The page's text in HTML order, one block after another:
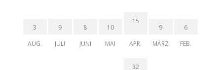
3
AUG.
9
JULI
8
JUNI
10
MAI
15
APR.
9
MÄRZ
6
FEB.
32